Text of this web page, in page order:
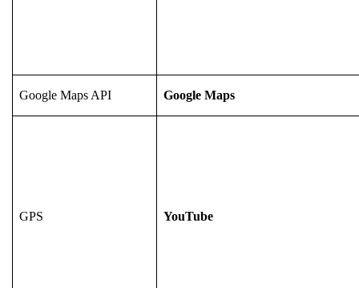
Google Maps API Google Maps
GPS YouTube